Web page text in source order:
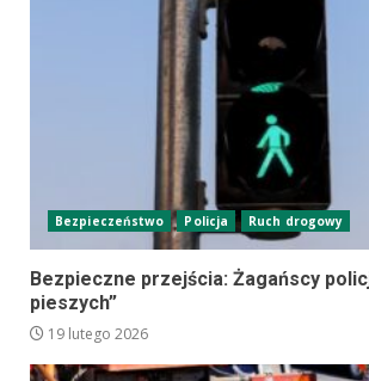
Bezpieczeństwo Policja Ruch drogowy
Bezpieczne przejścia: Żagańscy
pieszych”
19 lutego 2026